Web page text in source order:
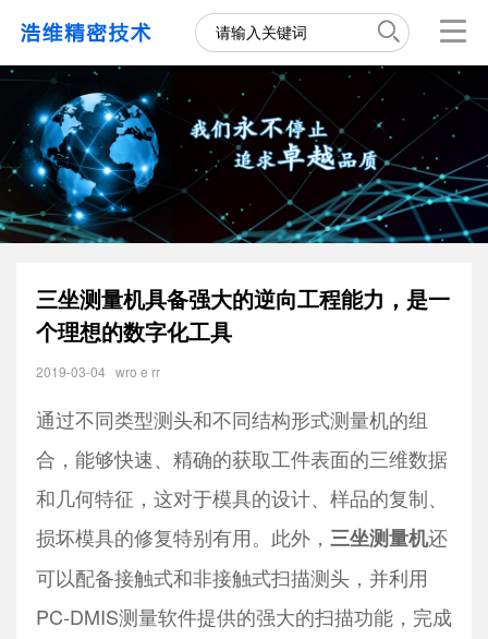
三坐测量机具备强大的逆向工程能力，是一
个理想的数字化工具
2019-03-04 wro e rr
通过不同类型测头和不同结构形式测量机的组
合，能够快速、精确的获取工件表面的三维数据
和几何特征，这对于模具的设计、样品的复制、
损坏模具的修复特别有用。此外， 三坐测量机还
可以配备接触式和非接触式扫描测头，并利用
PC-DMIS测量软件提供的强大的扫描功能，完成